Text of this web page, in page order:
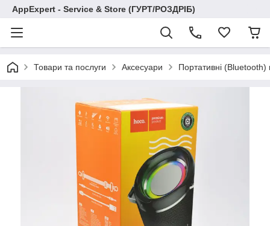
AppExpert - Service & Store (ГУРТ/РОЗДРІБ)
Товари та послуги Аксесуари Портативні (Bluetooth)